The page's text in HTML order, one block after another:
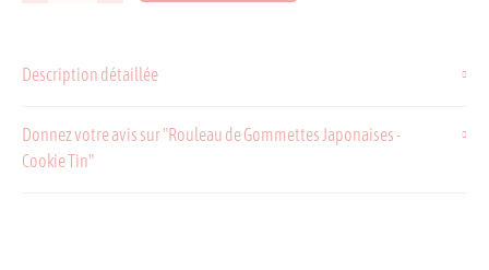
Gommettes
Cookie
Tin
Description détaillée
Donnez votre avis sur "Rouleau de Gommettes Japonaises -
Cookie Tin"